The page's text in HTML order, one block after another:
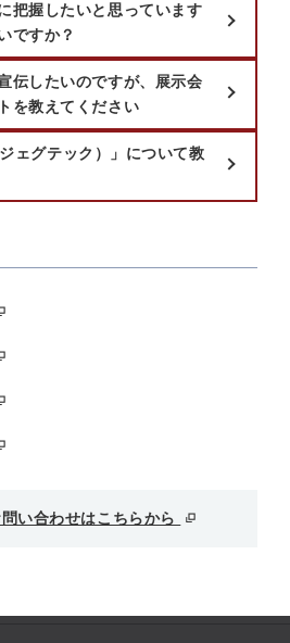
把握したいと思っています
ですか？
伝したいのですが、展示会
を教えてください
ェグテック）」について教
い合わせはこちらから